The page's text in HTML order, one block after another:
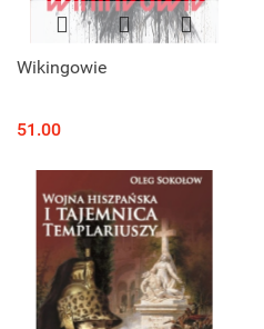
Wikingowie
51.00